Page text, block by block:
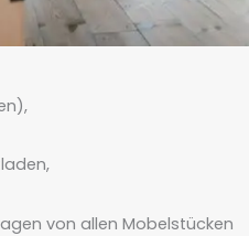
von allen Mobelstücken